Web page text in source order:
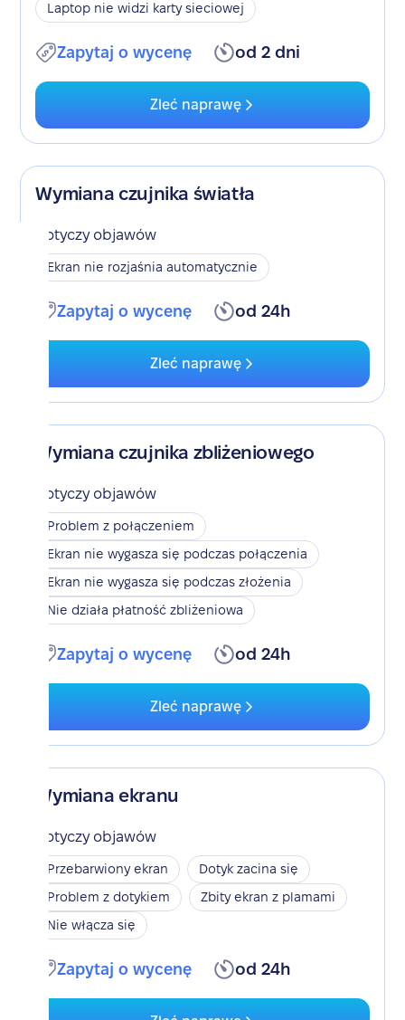
Laptop nie widzi karty sieciowej
Zapytaj o wycenę od 2 dni
Zleć naprawę
Wymiana czujnika światła
Dotyczy objawów
Ekran nie rozjaśnia automatycznie
Zapytaj o wycenę od 24h
Zleć naprawę
Wymiana czujnika zbliżeniowego
Dotyczy objawów
Problem z połączeniem
Ekran nie wygasza się podczas połączenia
Ekran nie wygasza się podczas złożenia
Nie działa płatność zbliżeniowa
Zapytaj o wycenę od 24h
Zleć naprawę
Wymiana ekranu
Dotyczy objawów
Przebarwiony ekran
Dotyk zacina się
Problem z dotykiem
Zbity ekran z plamami
Nie włącza się
Zapytaj o wycenę od 24h